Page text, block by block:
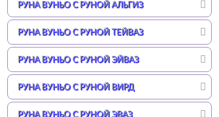
РУНА ВУНЬО С РУНОЙ АЛЬГИЗ
РУНА ВУНЬО С РУНОЙ ТЕЙВАЗ
РУНА ВУНЬО С РУНОЙ ЭЙВАЗ
РУНА ВУНЬО С РУНОЙ ВИРД
РУНА ВУНЬО С РУНОЙ ЭВАЗ